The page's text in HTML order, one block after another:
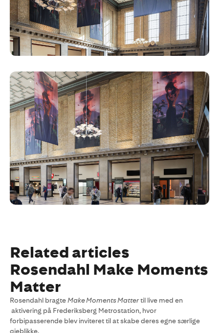
Related articles
Rosendahl Make Moments
Matter
Rosendahl bragte Make Moments Mattertil live med en
aktivering på Frederiksberg Metrostation, hvor
forbipasserende blev inviteret til at skabe deres egne særlige
øjeblikke.